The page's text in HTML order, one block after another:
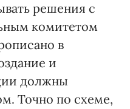
решения с
комитетом
в
и
должны
Точно по схеме,